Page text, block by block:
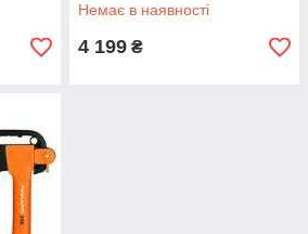
Немає в наявності
4 199 ₴